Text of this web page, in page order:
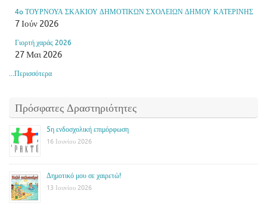
4o ΤΟΥΡΝΟΥΑ ΣΚΑΚΙΟΥ ΔΗΜΟΤΙΚΩΝ ΣΧΟΛΕΙΩΝ ΔΗΜΟΥ ΚΑΤΕΡΙΝΗΣ
7 Ιούν 2026
Γιορτή χαράς 2026
27 Μαι 2026
...Περισσότερα
Πρόσφατες Δραστηριότητες
5η ενδοσχολική επιμόρφωση
16 Ιουνίου 2026
Δημοτικό μου σε χαιρετώ!
13 Ιουνίου 2026